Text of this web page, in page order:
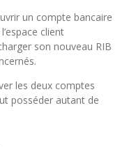
un compte bancaire
client
son nouveau RIB
les deux comptes
posséder autant de